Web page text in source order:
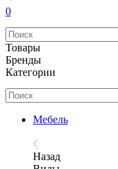
0
Товары
Бренды
Категории
Мебель
Назад